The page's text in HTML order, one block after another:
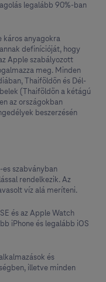
legalább 90%-ban
káros anyagokra
definícióját, hogy
Apple szabályozott
meg. Minden
Thaiföldön és Dél-
(Thaiföldön a kétágú
az országokban
beszerzésén
es szabványban
rendelkezik. Az
víz alá meríteni.
és az Apple Watch
iPhone és legalább iOS
és
illetve minden